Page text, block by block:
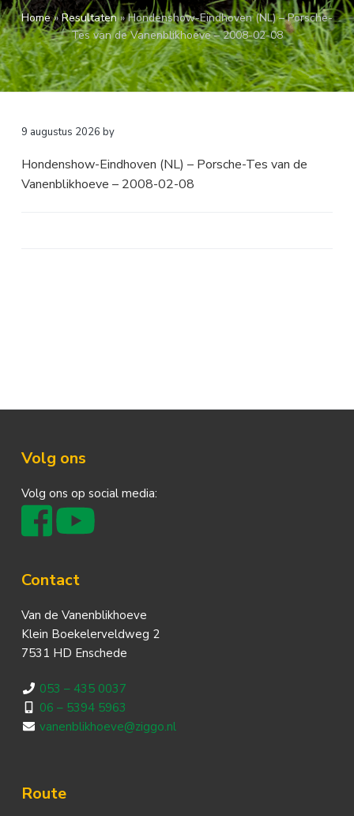
a
v
i
g
a
o
u
d
k
s
t
Home»Resultaten»Hondenshow-Eindhoven (NL) – Porsche-
Tes van de Vanenblikhoeve – 2008-02-08
9 augustus 2026 by
Hondenshow-Eindhoven (NL) – Porsche-Tes van de
Vanenblikhoeve – 2008-02-08
Footer
Volg ons
Volg ons op social media:
Contact
Van de Vanenblikhoeve
Klein Boekelerveldweg 2
7531 HD Enschede
053 – 435 0037
06 – 5394 5963
vanenblikhoeve@ziggo.nl
Route